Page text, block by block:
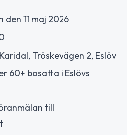
den 11 maj 2026
Tröskevägen 2, Eslöv
60+ bosatta i Eslövs
till